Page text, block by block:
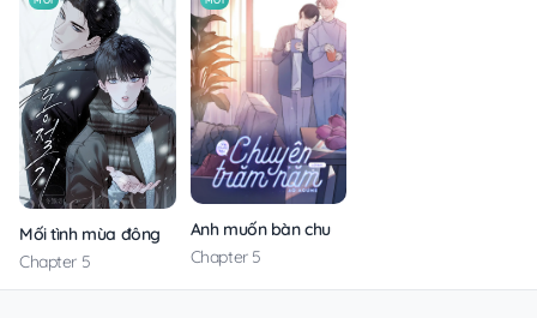
Mối tình mùa đông
Chapter 5
Anh muốn bàn chuyện trăm năm với em
Chapter 5